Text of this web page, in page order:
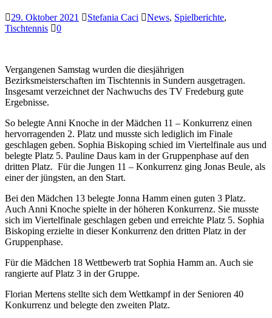
29. Oktober 2021 Stefania Caci News, Spielberichte,
Tischtennis
0
Vergangenen Samstag wurden die diesjährigen
Bezirksmeisterschaften im Tischtennis in Sundern ausgetragen.
Insgesamt verzeichnet der Nachwuchs des TV Fredeburg gute
Ergebnisse.
So belegte Anni Knoche in der Mädchen 11 – Konkurrenz einen
hervorragenden 2. Platz und musste sich lediglich im Finale
geschlagen geben. Sophia Biskoping schied im Viertelfinale aus und
belegte Platz 5. Pauline Daus kam in der Gruppenphase auf den
dritten Platz. Für die Jungen 11 – Konkurrenz ging Jonas Beule, als
einer der jüngsten, an den Start.
Bei den Mädchen 13 belegte Jonna Hamm einen guten 3 Platz.
Auch Anni Knoche spielte in der höheren Konkurrenz. Sie musste
sich im Viertelfinale geschlagen geben und erreichte Platz 5. Sophia
Biskoping erzielte in dieser Konkurrenz den dritten Platz in der
Gruppenphase.
Für die Mädchen 18 Wettbewerb trat Sophia Hamm an. Auch sie
rangierte auf Platz 3 in der Gruppe.
Florian Mertens stellte sich dem Wettkampf in der Senioren 40
Konkurrenz und belegte den zweiten Platz.